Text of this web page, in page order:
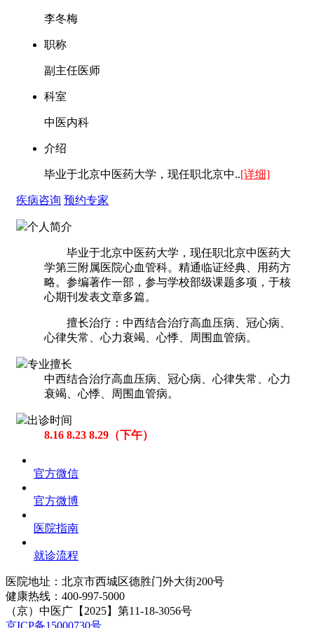
李冬梅
职称
副主任医师
科室
中医内科
介绍
毕业于北京中医药大学，现任职北京中..[详细]
疾病咨询 预约专家
个人简介
毕业于北京中医药大学，现任职北京中医药大
学第三附属医院心血管科。精通临证经典、用药方
略。参编著作一部，参与学校部级课题多项，于核
心期刊发表文章多篇。
擅长治疗：中西结合治疗高血压病、冠心病、
心律失常、心力衰竭、心悸、周围血管病。
专业擅长
中西结合治疗高血压病、冠心病、心律失常、心力
衰竭、心悸、周围血管病。
出诊时间
8.16 8.23 8.29（下午）
官方微信
官方微博
医院指南
就诊流程
医院地址：北京市西城区德胜门外大街200号
健康热线： 400-997-5000
（京）中医广【2025】第11-18-3056号
京ICP备15000730号